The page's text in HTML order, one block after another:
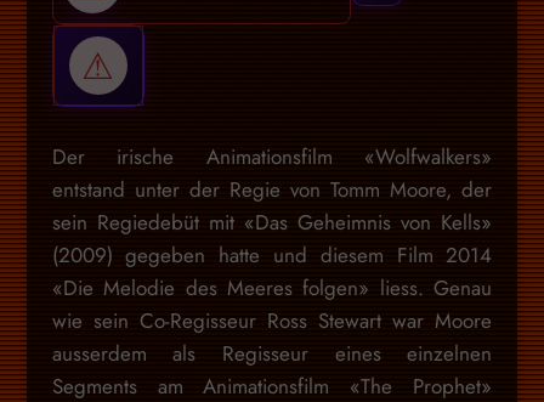
Der irische Animationsfilm «Wolfwalkers»
entstand unter der Regie von Tomm Moore, der
sein Regiedebüt mit «Das Geheimnis von Kells»
(2009) gegeben hatte und diesem Film 2014
«Die Melodie des Meeres folgen» liess. Genau
wie sein Co-Regisseur Ross Stewart war Moore
ausserdem als Regisseur eines einzelnen
Segments am Animationsfilm «The Prophet»